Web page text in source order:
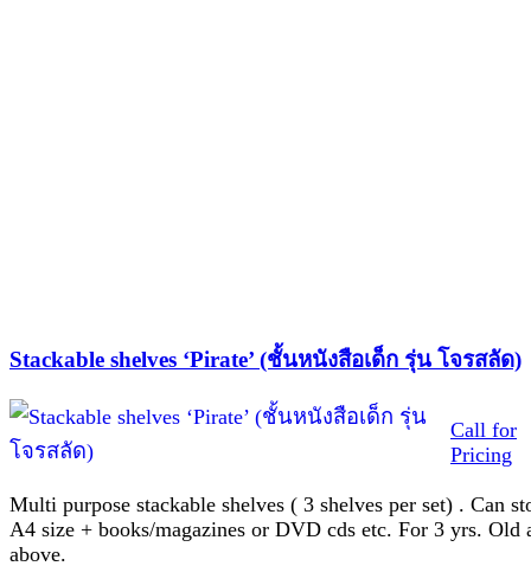
Stackable shelves ‘Pirate’ (ชั้นหนังสือเด็ก รุ่น โจรสลัด)
Call for
Pricing
Multi purpose stackable shelves ( 3 shelves per set) . Can
A4 size + books/magazines or DVD cds etc. For 3 yrs. Old
above.